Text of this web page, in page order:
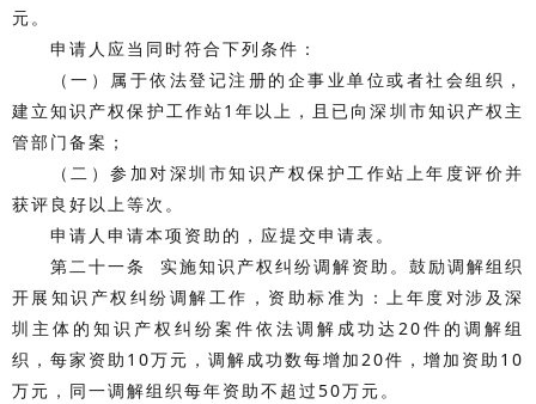
元。
申请人应当同时符合下列条件：
（一）属于依法登记注册的企事业单位或者社会组织，
建立知识产权保护工作站1年以上，且已向深圳市知识产权主
管部门备案；
（二）参加对深圳市知识产权保护工作站上年度评价并
获评良好以上等次。
申请人申请本项资助的，应提交申请表。
第二十一条 实施知识产权纠纷调解资助。鼓励调解组织
开展知识产权纠纷调解工作，资助标准为：上年度对涉及深
圳主体的知识产权纠纷案件依法调解成功达20件的调解组
织，每家资助10万元，调解成功数每增加20件，增加资助10
万元，同一调解组织每年资助不超过50万元。